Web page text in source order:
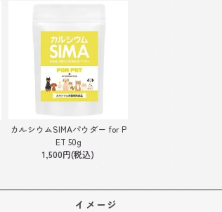
カルシウムSIMAパウダー for P
ET 50g
1,500円(税込)
イメージ